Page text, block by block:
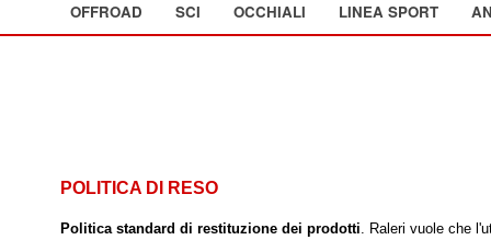
OFFROAD SCI OCCHIALI LINEA SPORT
POLITICA DI RESO
Politica standard di restituzione dei prodotti. Raleri vuole che